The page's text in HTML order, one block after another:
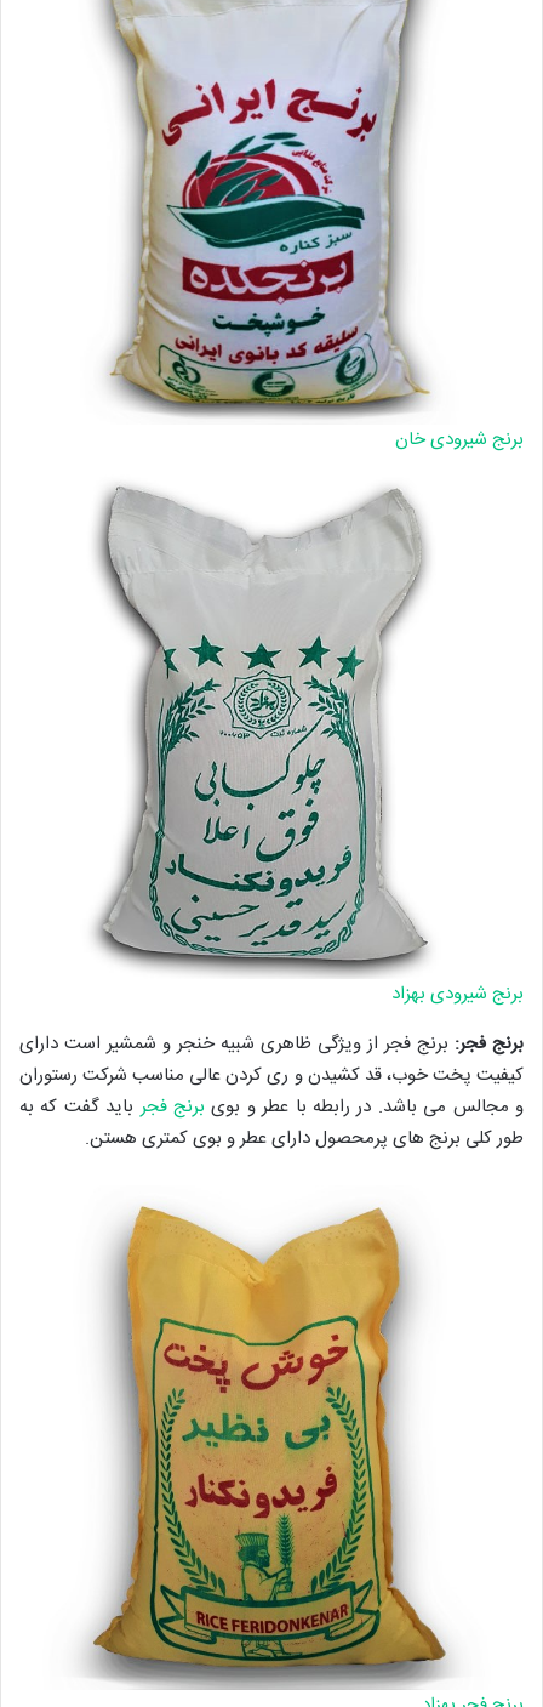
برنج شیرودی خان
برنج شیرودی بهزاد
برنج فجر: برنج فجر از ویژگی ظاهری شبیه خنجر و شمشیر است دارای
کیفیت پخت خوب، قد کشیدن و ری کردن عالی مناسب شرکت رستوران
و مجالس می باشد. در رابطه با عطر و بویبرنج فجر باید گفت که به
طور کلی برنج های پرمحصول دارای عطر و بوی کمتری هستن.